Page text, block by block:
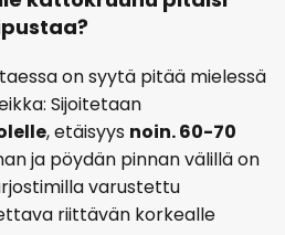
on syytä pitää mielessä
Sijoitetaan
, etäisyys noin. 60-70
ja pöydän pinnan välillä on
varustettu
riittävän korkealle